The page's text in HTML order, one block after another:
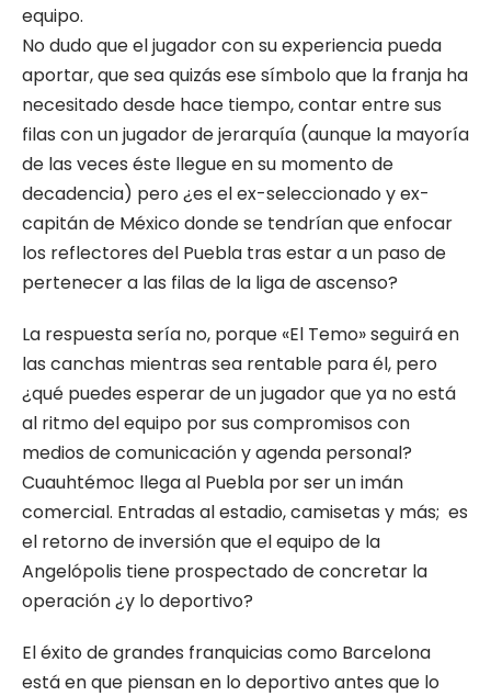
equipo.
No dudo que el jugador con su experiencia pueda
aportar, que sea quizás ese símbolo que la franja ha
necesitado desde hace tiempo, contar entre sus
filas con un jugador de jerarquía (aunque la mayoría
de las veces éste llegue en su momento de
decadencia) pero ¿es el ex-seleccionado y ex-
capitán de México donde se tendrían que enfocar
los reflectores del Puebla tras estar a un paso de
pertenecer a las filas de la liga de ascenso?
La respuesta sería no, porque «El Temo» seguirá en
las canchas mientras sea rentable para él, pero
¿qué puedes esperar de un jugador que ya no está
al ritmo del equipo por sus compromisos con
medios de comunicación y agenda personal?
Cuauhtémoc llega al Puebla por ser un imán
comercial. Entradas al estadio, camisetas y más; es
el retorno de inversión que el equipo de la
Angelópolis tiene prospectado de concretar la
operación ¿y lo deportivo?
El éxito de grandes franquicias como Barcelona
está en que piensan en lo deportivo antes que lo